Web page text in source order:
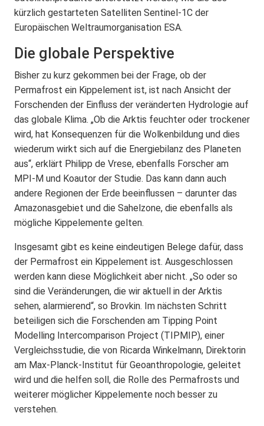
kürzlich gestarteten Satelliten Sentinel-1C der
Europäischen Weltraumorganisation ESA.
Die globale Perspektive
Bisher zu kurz gekommen bei der Frage, ob der
Permafrost ein Kippelement ist, ist nach Ansicht der
Forschenden der Einfluss der veränderten Hydrologie auf
das globale Klima. „Ob die Arktis feuchter oder trockener
wird, hat Konsequenzen für die Wolkenbildung und dies
wiederum wirkt sich auf die Energiebilanz des Planeten
aus“, erklärt Philipp de Vrese, ebenfalls Forscher am
MPI-M und Koautor der Studie. Das kann dann auch
andere Regionen der Erde beeinflussen – darunter das
Amazonasgebiet und die Sahelzone, die ebenfalls als
mögliche Kippelemente gelten.
Insgesamt gibt es keine eindeutigen Belege dafür, dass
der Permafrost ein Kippelement ist. Ausgeschlossen
werden kann diese Möglichkeit aber nicht. „So oder so
sind die Veränderungen, die wir aktuell in der Arktis
sehen, alarmierend“, so Brovkin. Im nächsten Schritt
beteiligen sich die Forschenden am Tipping Point
Modelling Intercomparison Project (TIPMIP), einer
Vergleichsstudie, die von Ricarda Winkelmann, Direktorin
am Max-Planck-Institut für Geoanthropologie, geleitet
wird und die helfen soll, die Rolle des Permafrosts und
weiterer möglicher Kippelemente noch besser zu
verstehen.